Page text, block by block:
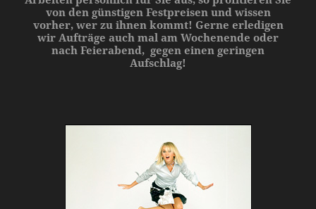
von den günstigen Festpreisenund wissen
vorher, wer zu ihnen kommt! Gerne erledigen
wir Aufträge auch mal am Wochenende oder
nach Feierabend, gegen einen geringen
Aufschlag!